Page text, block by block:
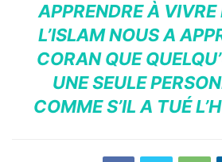
APPRENDRE À VIVRE
L’ISLAM NOUS A
CORAN QUE
UNE SEULE
COMME S’IL A TUÉ